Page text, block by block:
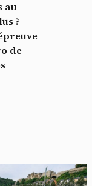
au
?
de